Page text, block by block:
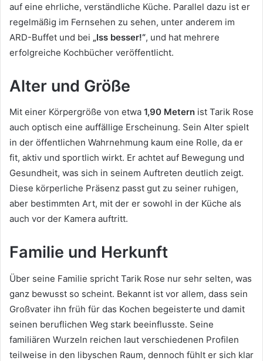
auf eine ehrliche, verständliche Küche. Parallel dazu ist er
regelmäßig im Fernsehen zu sehen, unter anderem im
ARD-Buffet und bei „Iss besser!“, und hat mehrere
erfolgreiche Kochbücher veröffentlicht.
Alter und Größe
Mit einer Körpergröße von etwa 1,90 Metern ist Tarik Rose
auch optisch eine auffällige Erscheinung. Sein Alter spielt
in der öffentlichen Wahrnehmung kaum eine Rolle, da er
fit, aktiv und sportlich wirkt. Er achtet auf Bewegung und
Gesundheit, was sich in seinem Auftreten deutlich zeigt.
Diese körperliche Präsenz passt gut zu seiner ruhigen,
aber bestimmten Art, mit der er sowohl in der Küche als
auch vor der Kamera auftritt.
Familie und Herkunft
Über seine Familie spricht Tarik Rose nur sehr selten, was
ganz bewusst so scheint. Bekannt ist vor allem, dass sein
Großvater ihn früh für das Kochen begeisterte und damit
seinen beruflichen Weg stark beeinflusste. Seine
familiären Wurzeln reichen laut verschiedenen Profilen
teilweise in den libyschen Raum, dennoch fühlt er sich klar